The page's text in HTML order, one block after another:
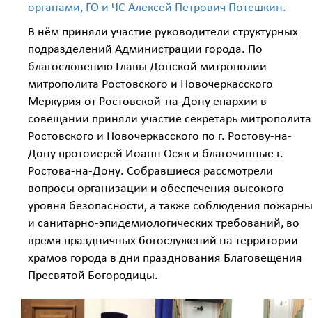
органами, ГО и ЧС Алексей Петрович Потешкин.
В нём приняли участие руководители структурных
подразделений Администрации города. По
благословению Главы Донской митрополии
митрополита Ростовского и Новочеркасского
Меркурия от Ростовской-на-Дону епархии в
совещании приняли участие секретарь митрополита
Ростовского и Новочеркасского по г. Ростову-на-
Дону протоиерей Иоанн Осяк и благочинные г.
Ростова-на-Дону. Собравшиеся рассмотрели
вопросы организации и обеспечения высокого
уровня безопасности, а также соблюдения
и санитарно-эпидемиологических требований, во
время праздничных богослужений на территории
храмов города в дни празднования Благовещения
Пресвятой Богородицы.